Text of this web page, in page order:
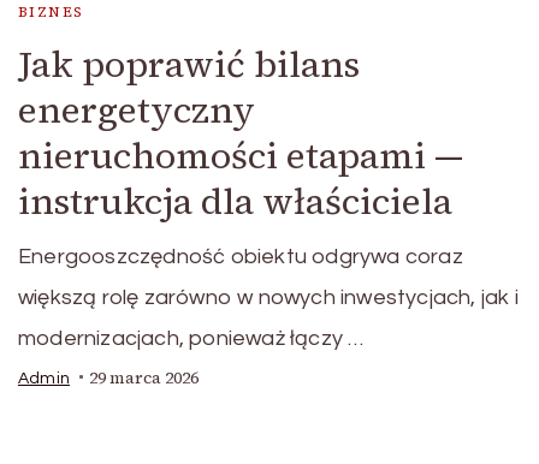
BIZNES
Jak poprawić bilans
energetyczny
nieruchomości etapami —
instrukcja dla właściciela
Energooszczędność obiektu odgrywa coraz
większą rolę zarówno w nowych inwestycjach, jak i
modernizacjach, ponieważ łączy …
Admin 29 marca 2026